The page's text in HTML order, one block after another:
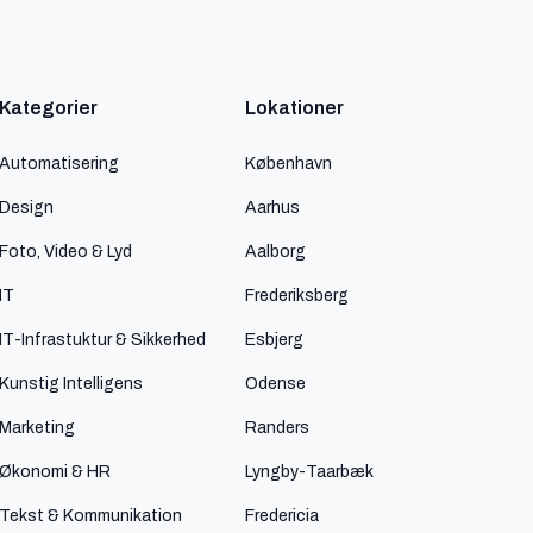
Kategorier
Automatisering
Design
Foto, Video & Lyd
IT
IT-Infrastuktur & Sikkerhed
Kunstig Intelligens
Marketing
Økonomi & HR
Tekst & Kommunikation
Lokationer
København
Aarhus
Aalborg
Frederiksberg
Esbjerg
Odense
Randers
Lyngby-Taarbæk
Fredericia